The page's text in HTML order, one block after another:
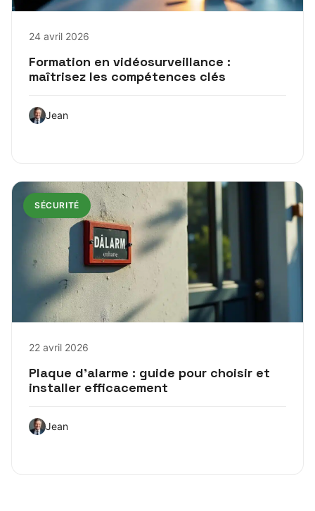
24 avril 2026
Formation en vidéosurveillance :
maîtrisez les compétences clés
Jean
SÉCURITÉ
22 avril 2026
Plaque d’alarme : guide pour choisir et
installer efficacement
Jean